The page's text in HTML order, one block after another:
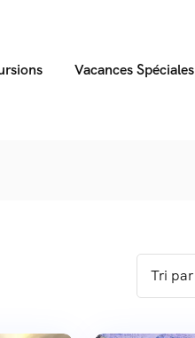
Vacances Spéciales